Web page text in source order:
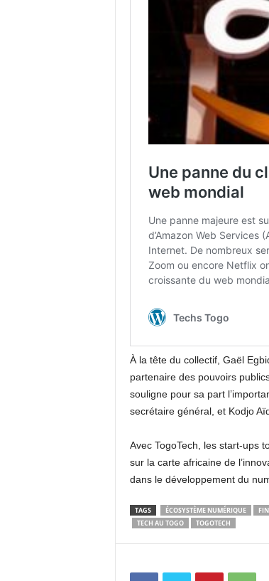
À la tête du collectif, Gaël
partenaire des pouvoirs
souligne pour sa part
secrétaire général, et Kodjo
Avec TogoTech, les start-ups
sur la carte africaine de
dans le développement du
TAGS ÉCOSYSTÈME NUMÉRIQUE
TECH AU TOGO
TOGOTECH